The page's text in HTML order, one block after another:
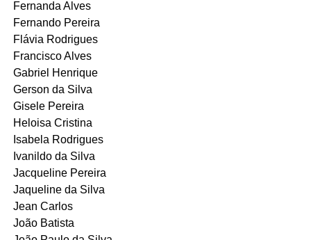
Fernanda Alves
Fernando Pereira
Flávia Rodrigues
Francisco Alves
Gabriel Henrique
Gerson da Silva
Gisele Pereira
Heloisa Cristina
Isabela Rodrigues
Ivanildo da Silva
Jacqueline Pereira
Jaqueline da Silva
Jean Carlos
João Batista